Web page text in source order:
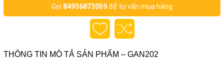
Gọi 84936873059để tư vấn mua hàng
THÔNG TIN MÔ TẢ SẢN PHẨM – GAN202